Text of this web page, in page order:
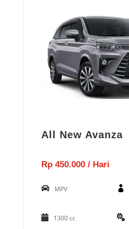
All New Avanza
Rp 450.000 / Hari
MPV
1300 cc